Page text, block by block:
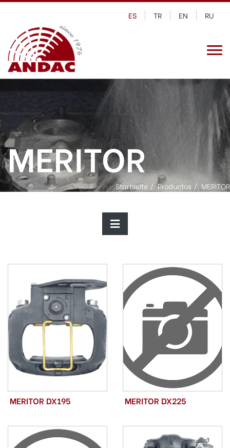
ES TR EN RU
MERITOR
Startseite Productos MERITOR
MERITOR DX195 MERITOR DX225